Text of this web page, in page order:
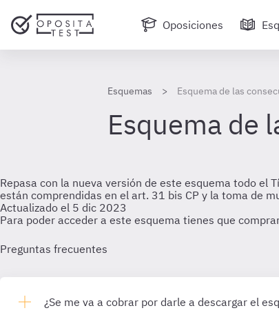
Oposiciones
Esquemas Esquema de las
Esquema de
Repasa con la nueva versión de este esquema todo el
están comprendidas en el art. 31 bis CP y la toma de
Actualizado el 5 dic 2023
Para poder acceder a este esquema tienes que
Preguntas frecuentes
¿Se me va a cobrar por darle a descargar el